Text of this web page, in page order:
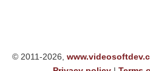
© 2011-2026,